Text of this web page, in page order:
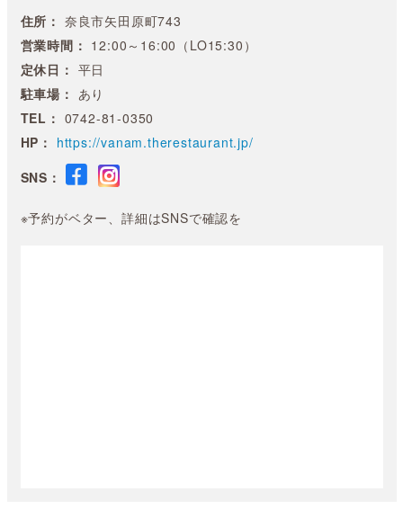
住所： 奈良市矢田原町743
営業時間： 12:00～16:00（LO15:30）
定休日： 平日
駐車場： あり
TEL： 0742-81-0350
HP： https://vanam.therestaurant.jp/
SNS：
※予約がベター、詳細はSNSで確認を